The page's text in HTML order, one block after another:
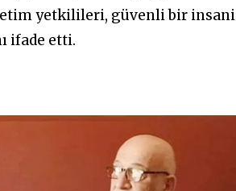
yetkilileri, güvenli bir insani
ifade etti.